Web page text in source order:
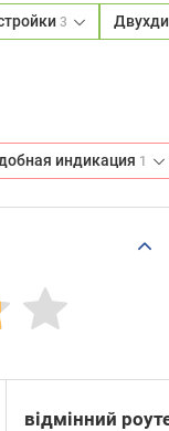
3
индикация 1
відмінний